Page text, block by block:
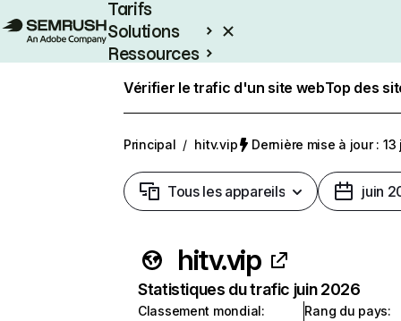
Tarifs
Solutions
Ressources
Vérifier le trafic d'un site webTop des
Principal / hitv.vip Dernière mise à jour :
Tous les appareils juin
hitv.vip
Statistiques du trafic juin 2026
Classement mondial:
Rang du pays: